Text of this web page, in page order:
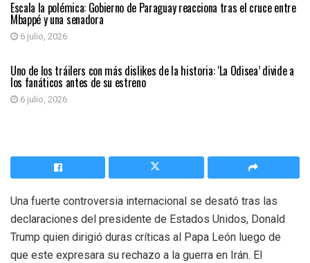
Escala la polémica: Gobierno de Paraguay reacciona tras el cruce entre
Mbappé y una senadora
6 julio, 2026
ENTRETENIMIENTO
Uno de los tráilers con más dislikes de la historia: ‘La Odisea’ divide a
los fanáticos antes de su estreno
6 julio, 2026
Una fuerte controversia internacional se desató tras las
declaraciones del presidente de Estados Unidos, Donald
Trump quien dirigió duras críticas al Papa León luego de
que este expresara su rechazo a la guerra en Irán. El